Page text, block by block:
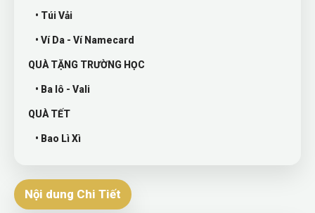
• Túi Vải
• Ví Da - Ví Namecard
QUÀ TẶNG TRƯỜNG HỌC
• Ba lô - Vali
QUÀ TẾT
• Bao Lì Xì
Nội dung Chi Tiết